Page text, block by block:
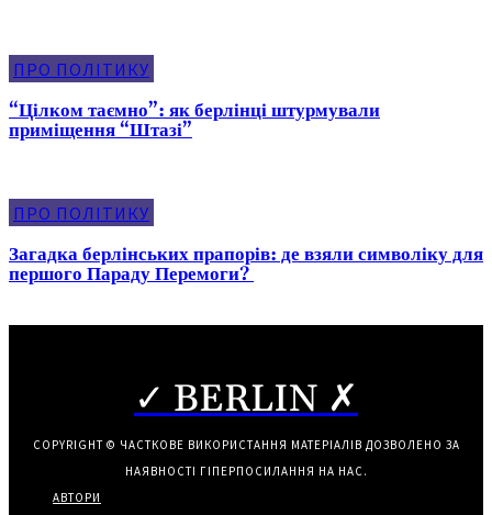
ПРО ПОЛІТИКУ
“Цілком таємно”: як берлінці штурмували
приміщення “Штазі”
ПРО ПОЛІТИКУ
Загадка берлінських прапорів: де взяли символіку для
першого Параду Перемоги?
✓ BERLIN ✗
COPYRIGHT © ЧАСТКОВЕ ВИКОРИСТАННЯ МАТЕРІАЛІВ ДОЗВОЛЕНО ЗА
НАЯВНОСТІ ГІПЕРПОСИЛАННЯ НА НАС.
АВТОРИ